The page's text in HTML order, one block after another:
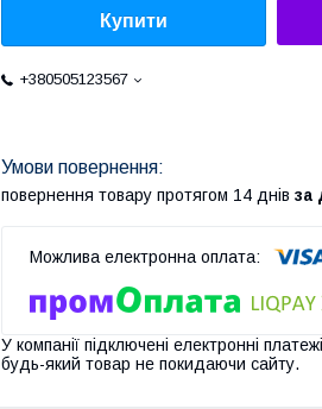
Купити
+380505123567
повернення товару протягом 14 днів за
У компанії підключені електронні
будь-який товар не покидаючи сайту.